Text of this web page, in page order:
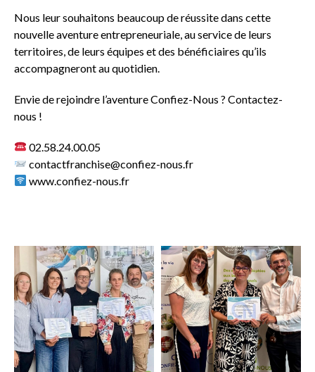
Nous leur souhaitons beaucoup de réussite dans cette
nouvelle aventure entrepreneuriale, au service de leurs
territoires, de leurs équipes et des bénéficiaires qu’ils
accompagneront au quotidien.
Envie de rejoindre l’aventure Confiez-Nous ? Contactez-
nous !
02.58.24.00.05
contactfranchise@confiez-nous.fr
www.confiez-nous.fr